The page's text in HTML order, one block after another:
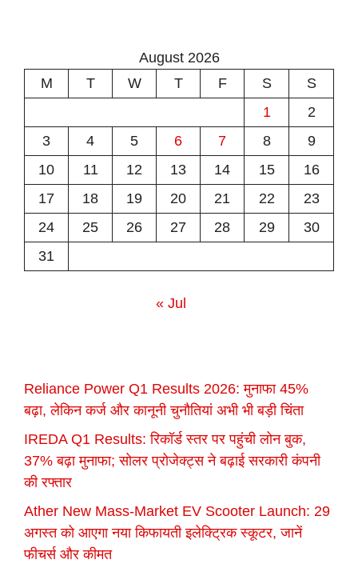
August 2026
M
T W T F S
S
1
2
3
4 5 6 7 8
9
10
11 12 13 14 15
16
17
18 19 20 21 22
23
24
25 26 27 28 29
30
31
« Jul
Reliance Power Q1 Results 2026: मुनाफा 45%
बढ़ा, लेकिन कर्ज और कानूनी चुनौतियां अभी भी बड़ी चिंता
IREDA Q1 Results: रिकॉर्ड स्तर पर पहुंची लोन बुक,
37% बढ़ा मुनाफा; सोलर प्रोजेक्ट्स ने बढ़ाई सरकारी कंपनी
की रफ्तार
Ather New Mass-Market EV Scooter Launch: 29
अगस्त को आएगा नया किफायती इलेक्ट्रिक स्कूटर, जानें
फीचर्स और कीमत